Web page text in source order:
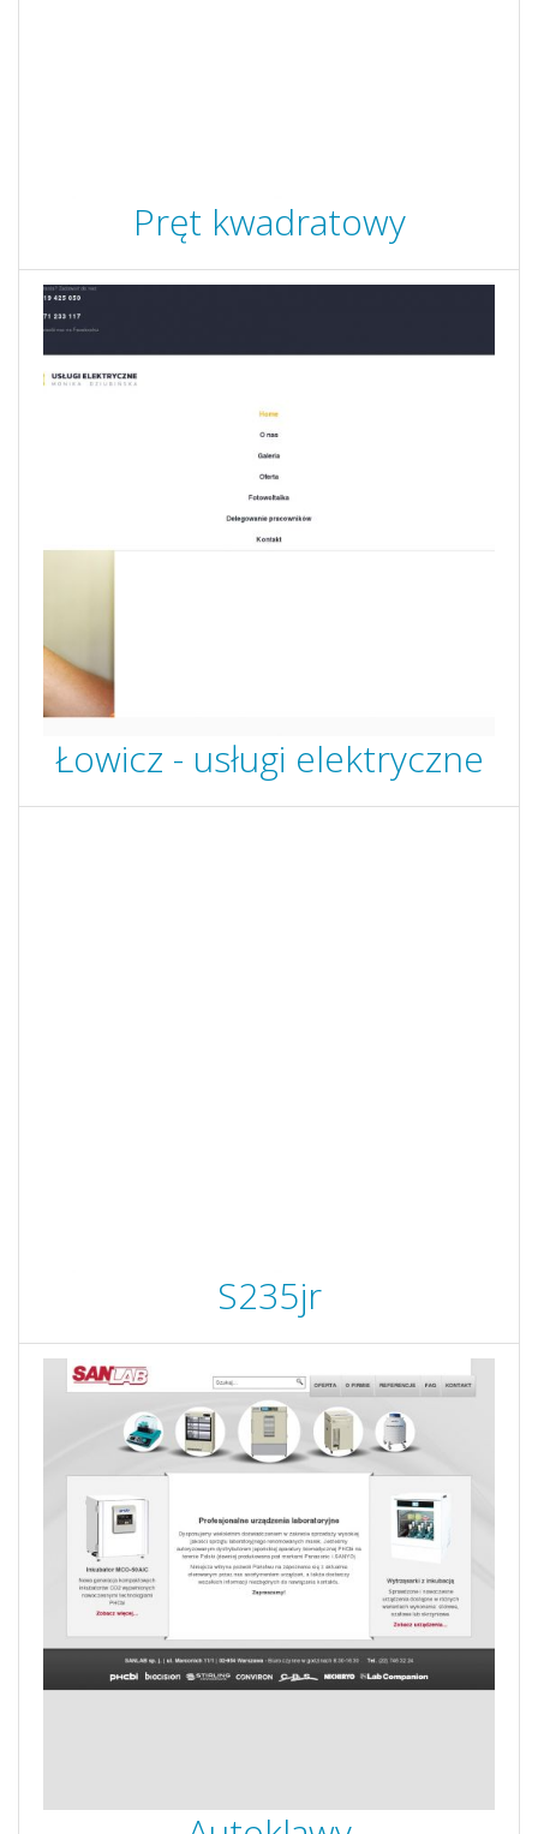
Pręt kwadratowy
Łowicz - usługi elektryczne
S235jr